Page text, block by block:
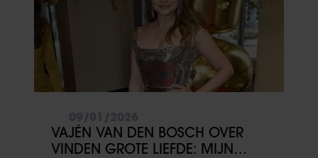
VAJÈN VAN DEN BOSCH OVER
VINDEN GROTE LIEFDE: MIJN